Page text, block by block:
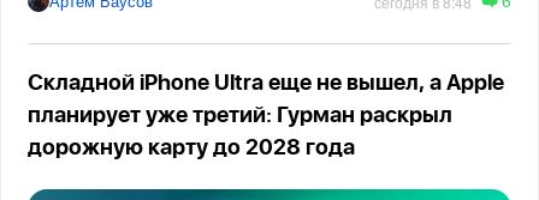
Складной iPhone Ultra еще не вышел, а Apple
планирует уже третий: Гурман раскрыл
дорожную карту до 2028 года